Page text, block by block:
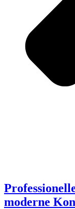
moderne